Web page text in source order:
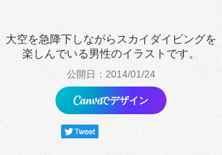
大空を急降下しながらスカイダイビングを
楽しんでいる男性のイラストです。
公開日：2014/01/24
でデザイン